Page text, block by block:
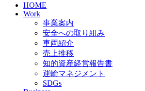
HOME
Work
事業案内
安全への取り組み
車両紹介
売上推移
知的資産経営報告書
運輸マネジメント
SDGs